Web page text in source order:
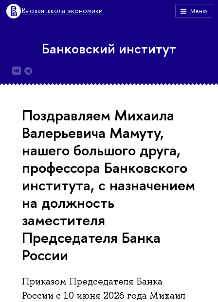
Меню
Высшая школа экономики
Банковский институт
Поздравляем Михаила
Валерьевича Мамуту,
нашего большого друга,
профессора Банковского
института, с назначением
на должность
заместителя
Председателя Банка
России
Приказом Председателя Банка
России с 10 июня 2026 года Михаил